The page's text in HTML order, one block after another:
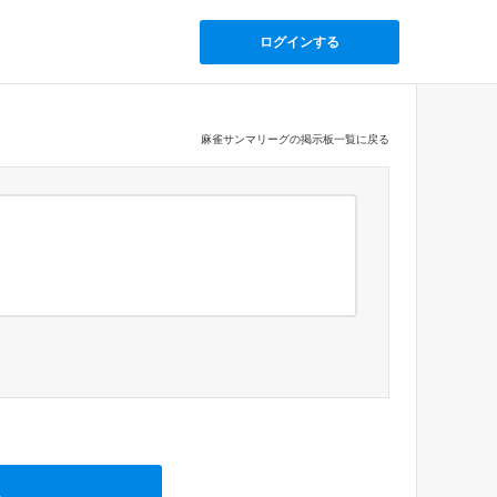
ログインする
麻雀サンマリーグの掲示板一覧に戻る